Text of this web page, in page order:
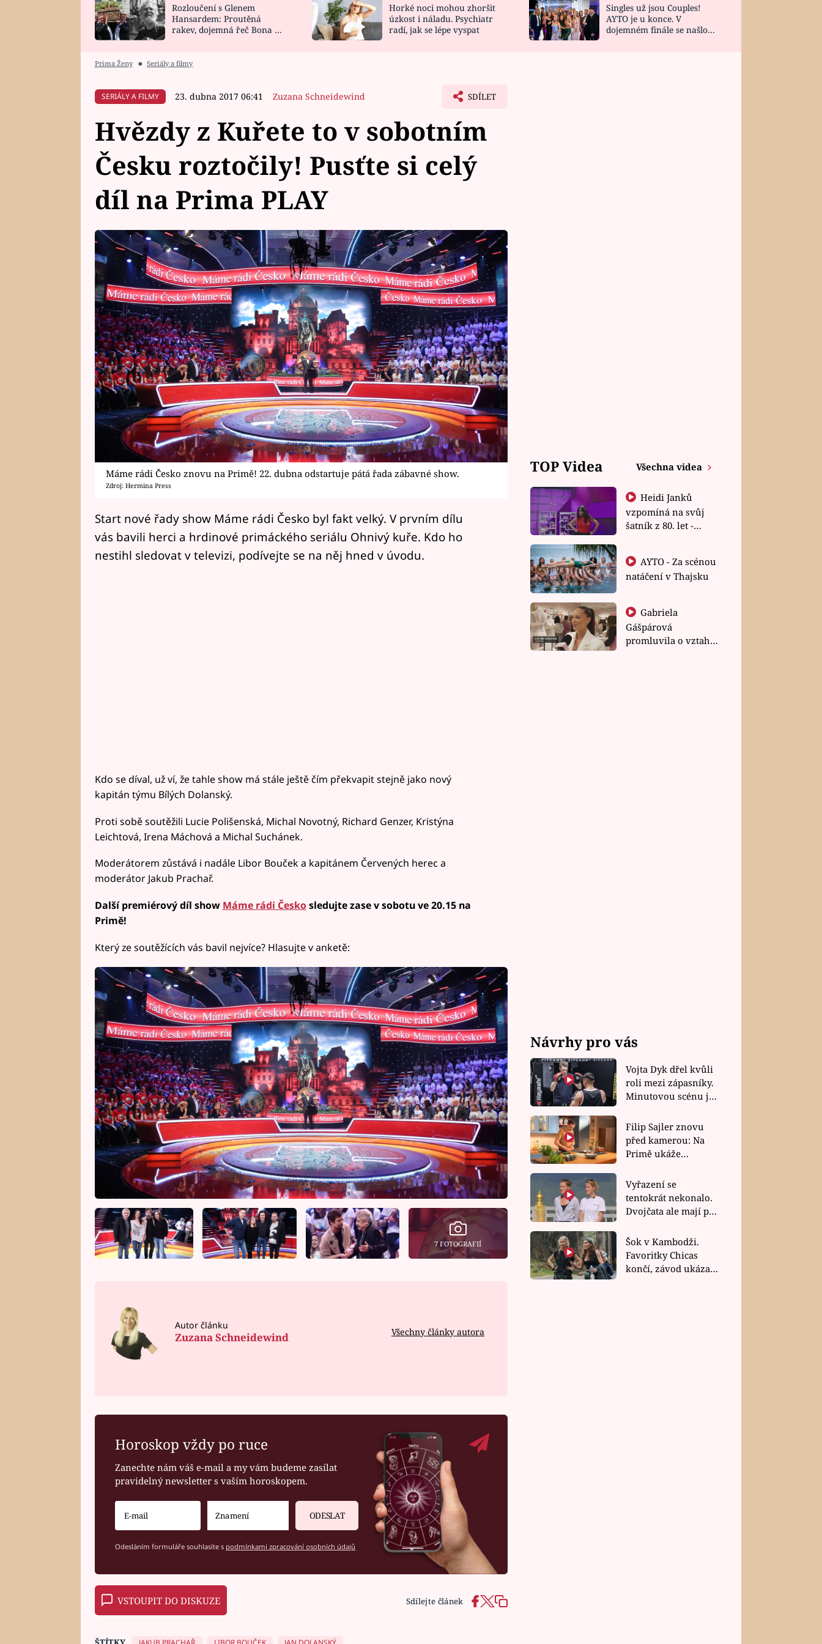
HOROSKOP NA
CELEBRITY
VAŘENÍ
NOVINKY
VIDEORECEPTY
ZAHRADA
DESIGN
Rozloučení s Glenem
Hansardem: Proutěná
rakev, dojemná řeč Bona a
Horké noci mohou zhoršit
úzkost i náladu. Psychiatr
radí, jak se lépe vyspat
Singles už jsou Couples!
AYTO je u konce. V
dojemném finále se našlo
Prima Ženy ■ Seriály a filmy
SERIÁLY A FILMY 23. dubna 2017 06:41 Zuzana Schneidewind SDÍLET
Hvězdy z Kuřete to v sobotním
Česku roztočily! Pusťte si celý
díl na Prima PLAY
Máme rádi Česko znovu na Primě! 22. dubna odstartuje pátá řada zábavné show.
Zdroj: Hermina Press
Start nové řady show Máme rádi Česko byl fakt velký. V prvním dílu
vás bavili herci a hrdinové primáckého seriálu Ohnivý kuře. Kdo ho
nestihl sledovat v televizi, podívejte se na něj hned v úvodu.
Kdo se díval, už ví, že tahle show má stále ještě čím překvapit stejně jako nový
kapitán týmu Bílých Dolanský.
Proti sobě soutěžili Lucie Polišenská, Michal Novotný, Richard Genzer, Kristýna
Leichtová, Irena Máchová a Michal Suchánek.
Moderátorem zůstává i nadále Libor Bouček a kapitánem Červených herec a
moderátor Jakub Prachař.
Další premiérový díl show Máme rádi Českosledujte zase v sobotu ve 20.15 na
Primě!
Který ze soutěžících vás bavil nejvíce? Hlasujte v anketě:
7 FOTOGRAFIÍ
Autor článku
Zuzana Schneidewind Všechny články autora
Horoskop vždy po ruce
Zanechte nám váš e-mail a my vám budeme zasílat
pravidelný newsletter s vaším horoskopem.
ODESLAT
Odesláním formuláře souhlasíte s podmínkami zpracování osobních údajů
VSTOUPIT DO DISKUZE Sdílejte článek
TOP Videa Všechna videa
Heidi Janků
vzpomíná na svůj
šatník z 80. let -
natáčení v Thajsku
Gabriela
Gášpárová
promluvila o vztahu
Návrhy pro vás
Vojta Dyk dřel kvůli
roli mezi zápasníky.
Minutovou scénu jel
Filip Sajler znovu
před kamerou: Na
Primě ukáže
rychlé recepty
Vyřazení se
tentokrát nekonalo.
Dvojčata ale mají po
závodu nůž na krku
Šok v Kambodži.
Favoritky Chicas
končí, závod ukázal